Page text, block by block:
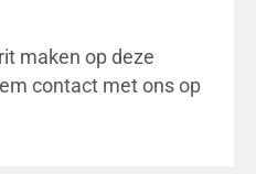
maken op deze
contact met ons op